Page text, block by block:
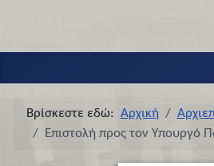
Βρίσκεστε εδώ: Αρχική
Επιστολή προς τον Υπουργό